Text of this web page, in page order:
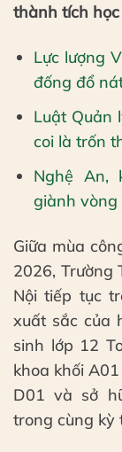
thành tích
Lực lượng
đống đổ
Luật Quản
coi là trốn
Nghệ An,
giành vòng
Giữa mùa
2026, Trường
Nội tiếp tục
xuất sắc của
sinh lớp 12
khoa khối
D01 và sở
trong cùng kỳ